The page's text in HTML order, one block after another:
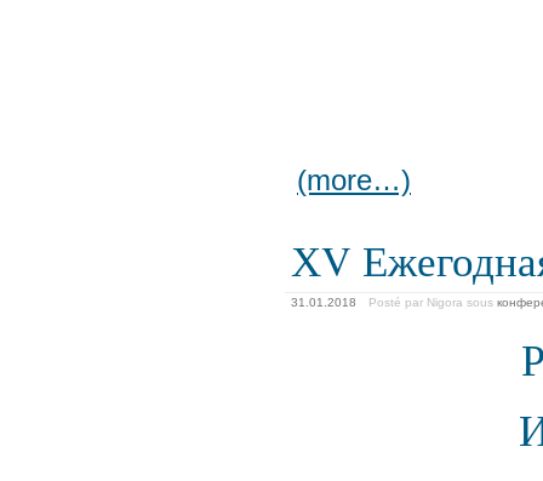
(more…)
ХV
31.01.2018 Posté par Nigora sous